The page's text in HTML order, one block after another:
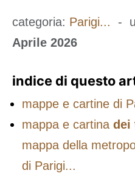
categoria: Parigi... -
Aprile 2026
indice di questo
mappe e cartine di
mappa e cartina dei
mappa della
di Parigi...